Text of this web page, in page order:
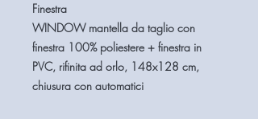
Finestra
WINDOW mantella da taglio con
finestra 100% poliestere + finestra in
PVC, rifinita ad orlo, 148x128 cm,
chiusura con automatici